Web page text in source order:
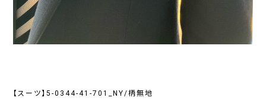
【スーツ】5-0344-41-701_NY/柄無地